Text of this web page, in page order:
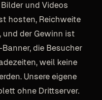
und Videos
hosten, Reichweite
der Gewinn ist
die Besucher
weil keine
Unsere eigene
ohne Drittserver.